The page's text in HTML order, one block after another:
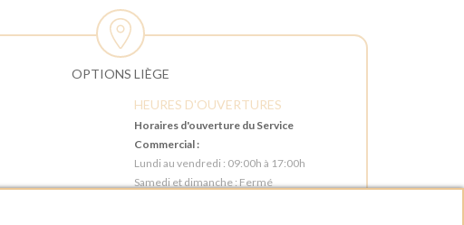
OPTIONS LIÈGE
HEURES D'OUVERTURES
Horaires d'ouverture du Service
Commercial :
Lundi au vendredi : 09:00h à 17:00h
Samedi et dimanche : Fermé